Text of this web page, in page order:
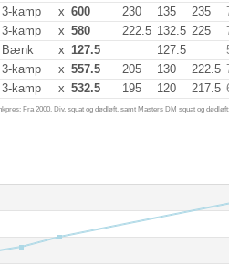
3-kamp x 600 230 135 235
3-kamp x 580 222.5 132.5 225
Bænk x 127.5 127.5
3-kamp x 557.5 205 130 222.5
3-kamp x 532.5 195 120 217.5
Fra 2000. Div. squat og dødløft, samt Masters DM squat og